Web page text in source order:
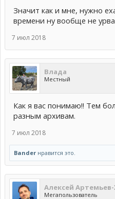
Значит как и мне, нужно
времени ну вообще не
7 июл 2018
Влада
Местный
Как я вас понимаю!! Тем
разным архивам.
7 июл 2018
Bander нравится это.
Алексей
Мегапользователь